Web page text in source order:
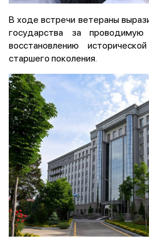
В ходе встречи ветераны
государства за
восстановлению
старшего поколения.